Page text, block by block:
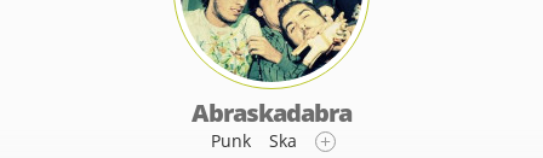
Abraskadabra
Punk Ska